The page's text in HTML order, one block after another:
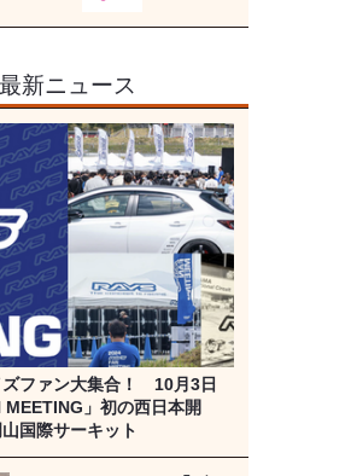
最新ニュース
ズファン大集合！ 10月3日
MEETING」初の西日本開
国際サーキット